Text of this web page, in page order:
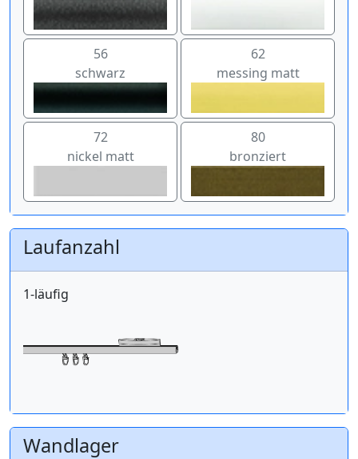
56
schwarz
62
messing matt
72
nickel matt
80
bronziert
Laufanzahl
1-läufig
Wandlager